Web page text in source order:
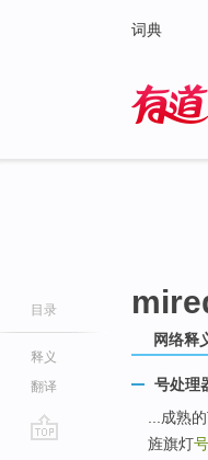
词典
目录
释义
翻译
网络释
号处理
...成熟
旌旗灯